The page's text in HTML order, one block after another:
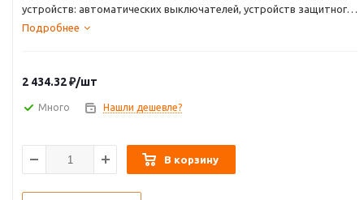
устройств: автоматических выключателей, устройств защитного
отключения, дифференциальных автоматических выключателей,
крепежные приспособления гарантируют изделиям долгий срок
службы и безопасность эксплуатации.
Подробнее
2 434.32₽/шт
Много Нашли дешевле?
В корзину